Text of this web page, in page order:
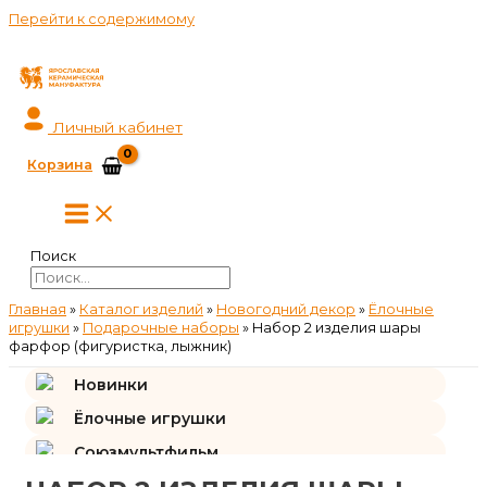
Перейти к содержимому
Личный кабинет
Корзина
Поиск
Главная » Каталог изделий » Новогодний декор » Ёлочные
игрушки » Подарочные наборы » Набор 2 изделия шары
фарфор (фигуристка, лыжник)
Новинки
Ёлочные игрушки
Союзмультфильм